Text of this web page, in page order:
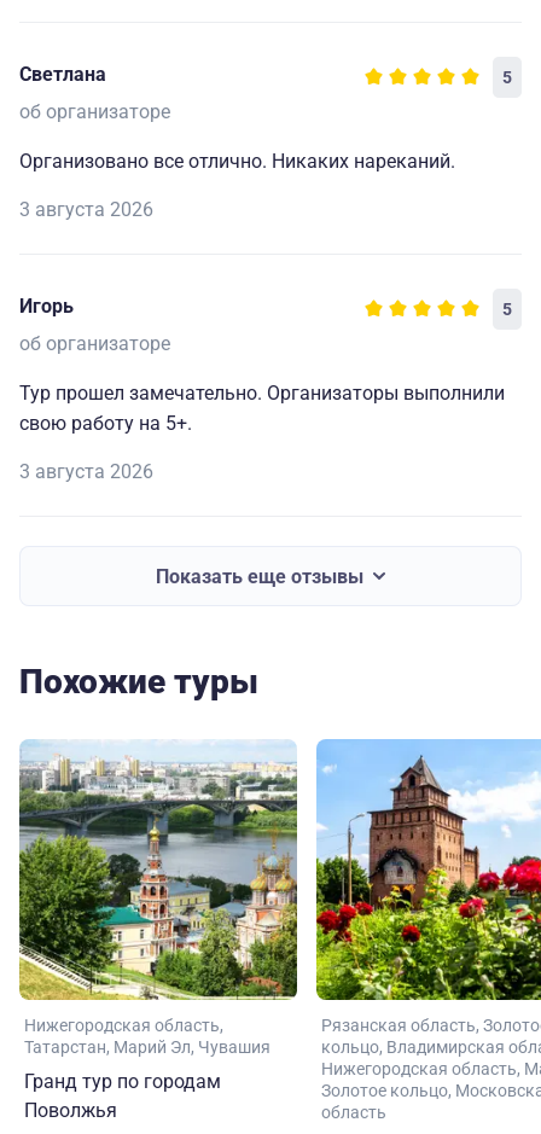
Светлана 5
об организаторе
Организовано все отлично. Никаких нареканий.
3 августа 2026
Игорь 5
об организаторе
Тур прошел замечательно. Организаторы выполнили
свою работу на 5+.
3 августа 2026
Показать еще отзывы
Похожие туры
Нижегородская область
Татарстан Марий Эл Чувашия
Гранд тур по городам
Поволжья
Рязанская область
кольцо Владимирская
Нижегородская область
Золотое кольцо
область